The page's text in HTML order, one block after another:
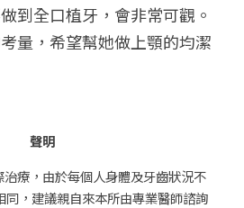
到全口植牙，會非常可觀。
量，希望幫她做上顎的均潔
聲明
療，由於每個人身體及牙齒狀況不
同，建議親自來本所由專業醫師諮詢